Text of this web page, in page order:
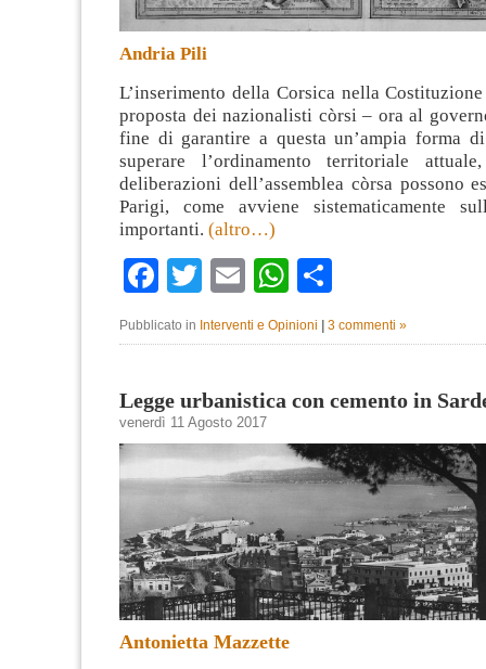
Andria Pili
L’inserimento della Corsica nella
proposta dei nazionalisti còrsi – ora al
fine di garantire a questa un’ampia forma
superare l’ordinamento territoriale
deliberazioni dell’assemblea còrsa possono
Parigi, come avviene sistematicamente
importanti. (altro…)
Facebook
TwitterEmailWhatsApp
Pubblicato in Interventi e Opinioni 3 commenti »
Legge urbanistica con cemento in
venerdì 11 Agosto 2017
Antonietta Mazzette